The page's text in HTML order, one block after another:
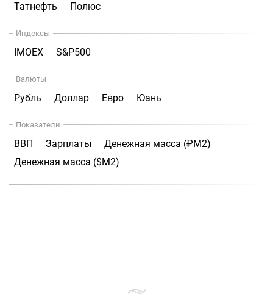
Татнефть
Полюс
Индексы
IMOEX S&P500
Валюты
Рубль Доллар Евро Юань
Показатели
ВВП Зарплаты
Денежная масса (₽М2)
Денежная масса ($М2)